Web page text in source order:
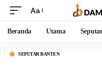
Aa
Beranda Utama
SEPUTAR BANTEN